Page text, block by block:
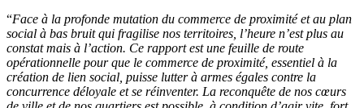
“Face à la profonde mutation du commerce de proximité et au plan
social à bas bruit qui fragilise nos territoires, l’heure n’est plus au
constat mais à l’action. Ce rapport est une feuille de route
opérationnelle pour que le commerce de proximité, essentiel à la
création de lien social, puisse lutter à armes égales contre la
concurrence déloyale et se réinventer. La reconquête de nos cœurs